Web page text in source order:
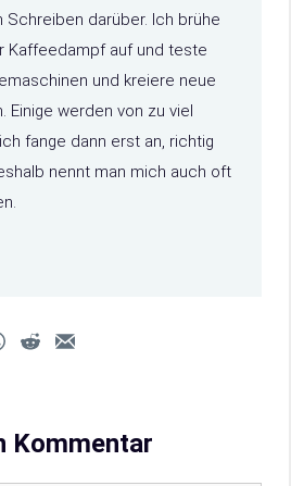
Schreiben darüber. Ich brühe
Kaffeedampf auf und teste
und kreiere neue
Einige werden von zu viel
fange dann erst an, richtig
nennt man mich auch oft
Kommentar